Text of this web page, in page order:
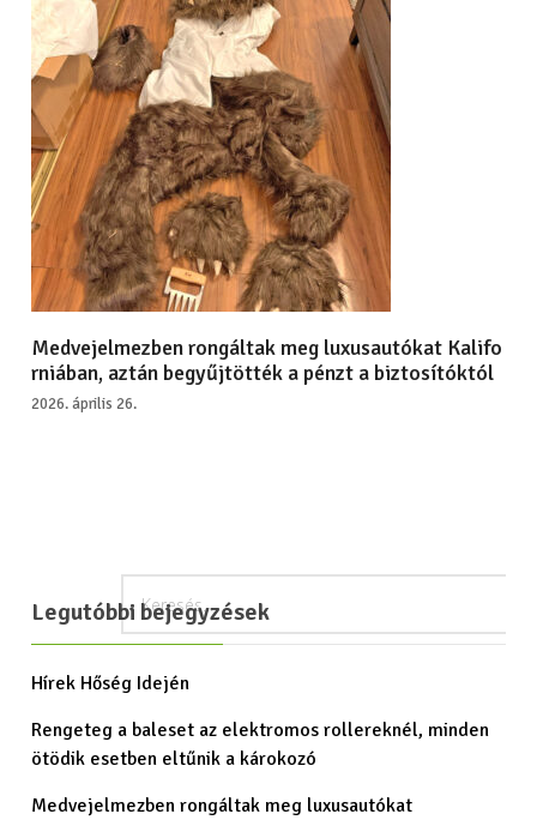
Medvejelmezben rongáltak meg luxusautókat Kalifo
rniában, aztán begyűjtötték a pénzt a biztosítóktól
2026. április 26.
Legutóbbi bejegyzések
Hírek Hőség Idején
Rengeteg a baleset az elektromos rollereknél, minden
ötödik esetben eltűnik a károkozó
Medvejelmezben rongáltak meg luxusautókat